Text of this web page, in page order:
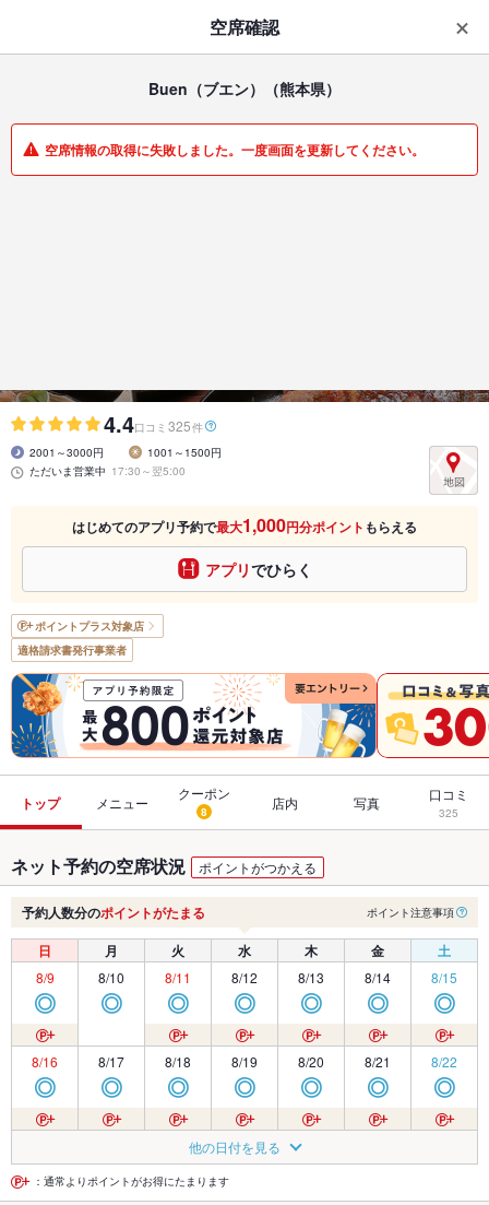
はじめてのアプリ予約で最大1,000円分ポイントもらえる
ダウンロード アプリで開く
一覧 マイメニュー
4.4口コミ 325件
2001～3000円
1001～1500円
ただいま営業中 17:30～翌5:00
はじめてのアプリ予約で最大1,000円分ポイント もらえる
アプリでひらく
ポイントプラス対象店
適格請求書発行事業者
トップ メニュー
クーポン
8 店内 写真 口コミ
325
ネット予約の空席状況 ポイントがつかえる
予約人数分のポイントがたまる ポイント注意事項
日 月 火 水 木 金 土
8/9
◎
8/10
◎
8/11
◎
8/12
◎
8/13
◎
8/14
◎
8/15
◎
8/16
◎
8/17
◎
8/18
◎
8/19
◎
8/20
◎
8/21
◎
8/22
◎
◎ ◎
8/25
◎
8/26
◎
8/27
◎ ◎ ◎
他の日付を見る
：通常よりポイントがお得にたまります
空席確認
Buen（ブエン） （熊本県）
空席情報の取得に失敗しました。一度画面を更新してください。